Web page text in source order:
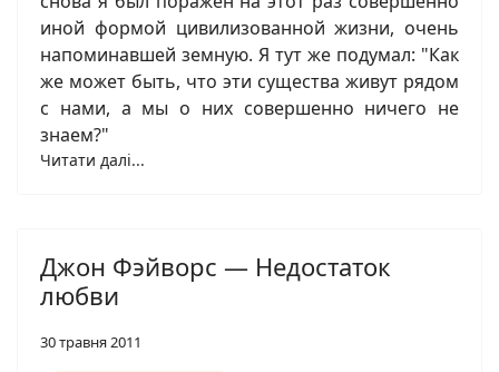
иной формой цивилизованной жизни, очень
напоминавшей земную. Я тут же подумал: "Как
же может быть, что эти существа живут рядом
с нами, а мы о них совершенно ничего не
знаем?"
Читати далі...
Джон Фэйворс — Недостаток
любви
30 травня 2011